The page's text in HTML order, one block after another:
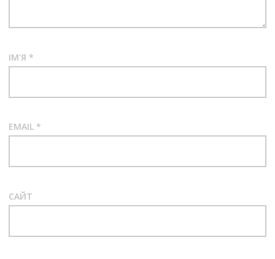
ІМ'Я *
EMAIL *
САЙТ